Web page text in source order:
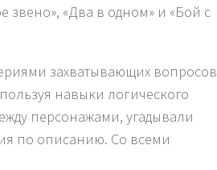
звено», «Два в одном» и «Бой с
захватывающих вопросов
навыки логического
персонажами, угадывали
по описанию. Со всеми